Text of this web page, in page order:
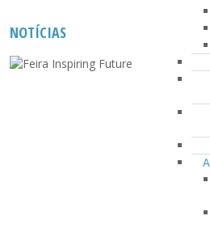
NOTÍCIAS